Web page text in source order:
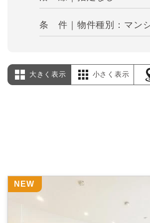
条 件｜物件種別：マン
大きく表示 小さく表示
NEW